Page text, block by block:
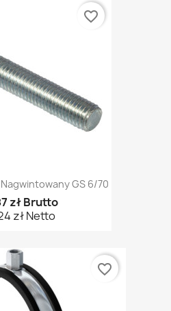
GS 6/70
zł Brutto
zł Netto
favorite_border
favorite_border